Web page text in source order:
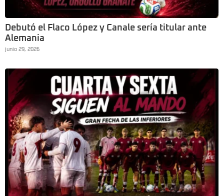
Debutó el Flaco López y Canale sería titular ante
Alemania
junio 29, 2026